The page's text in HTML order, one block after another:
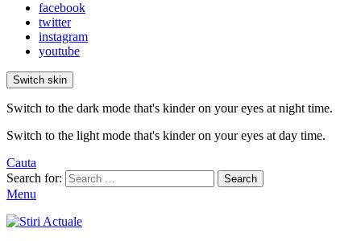
facebook
twitter
instagram
youtube
Switch skin
Switch to the dark mode that's kinder on your eyes at night time.
Switch to the light mode that's kinder on your eyes at day time.
Cauta
Search for:
Search
Menu